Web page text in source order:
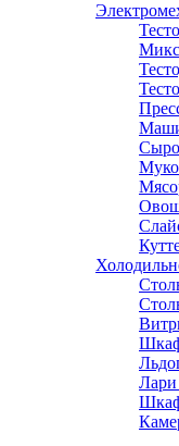
Лари